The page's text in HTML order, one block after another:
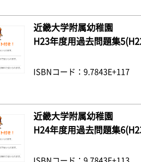
近畿大学附属幼稚園
H23年度用過去問題集
ISBNコード：9.7843E+117
近畿大学附属幼稚園
H24年度用過去問題集